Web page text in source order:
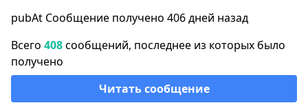
pubAt Сообщение получено 406 дней назад
Всего 408сообщений, последнее из которых было
получено
Читать сообщение